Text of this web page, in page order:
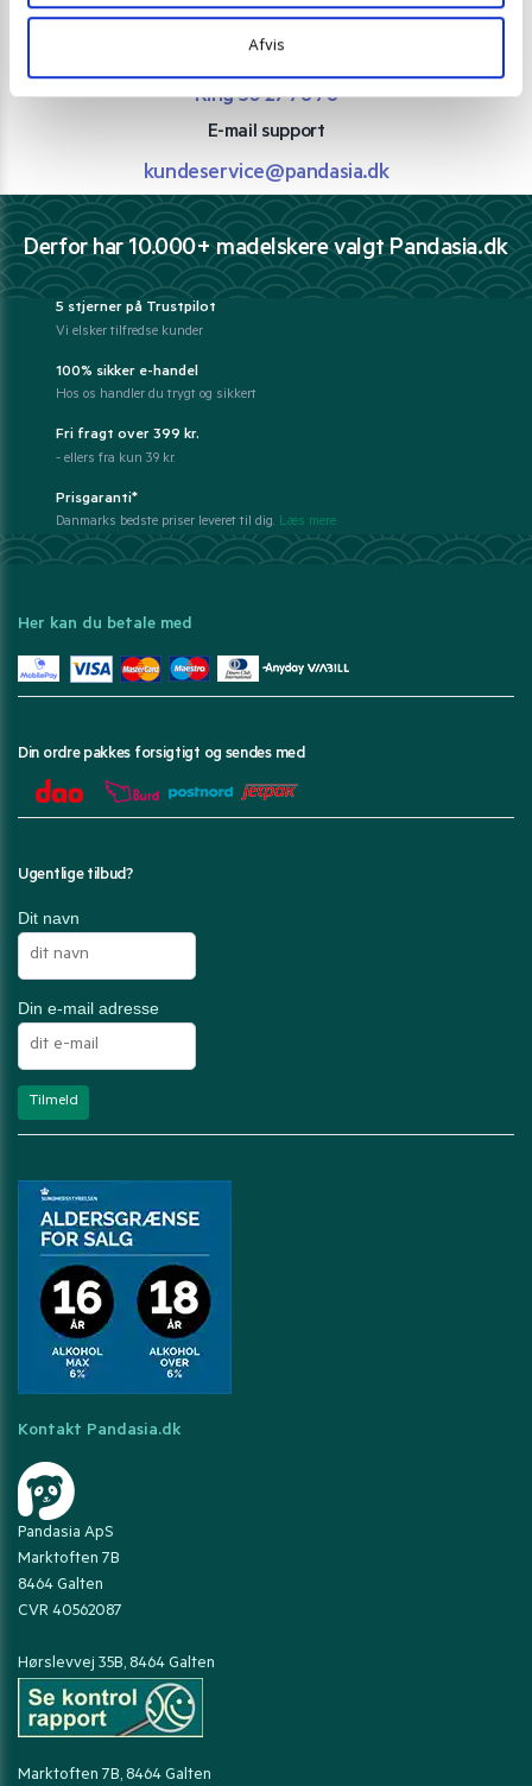
Afvis
Vi guider dig igennem asiatisk mad
Telefon support
Ring 30 27 78 78
E-mail support
kundeservice@pandasia.dk
Derfor har 10.000+ madelskere valgt Pandasia.dk
5 stjerner på Trustpilot
Vi elsker tilfredse kunder
100% sikker e-handel
Hos os handler du trygt og sikkert
Fri fragt over 399 kr.
- ellers fra kun 39 kr.
Prisgaranti*
Danmarks bedste priser leveret til dig. Læs mere
Her kan du betale med
Din ordre pakkes forsigtigt og sendes med
Ugentlige tilbud?
Dit navn
Din e-mail adresse
Kontakt Pandasia.dk
Pandasia ApS
Marktoften 7B
8464 Galten
CVR 40562087
Hørslevvej 35B, 8464 Galten
Marktoften 7B, 8464 Galten